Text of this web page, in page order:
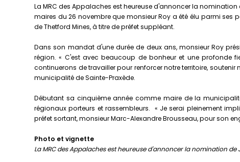
La MRC des Appalaches est heureuse d'annoncer la
maires du 26 novembre que monsieur Roy a été élu parmi ses
de Thetford Mines, à titre de préfet suppléant.
Dans son mandat d'une durée de deux ans, monsieur Roy
région. « C'est avec beaucoup de bonheur et une profonde
continuerons de travailler pour renforcer notre territoire,
municipalité de Sainte-Praxède.
Débutant sa cinquième année comme maire de la
régionaux porteurs et rassembleurs. « Je serai pleinement
préfet sortant, monsieur Marc-Alexandre Brousseau, pour son
Photo et vignette
La MRC des Appalaches est heureuse d'annoncer la nomination